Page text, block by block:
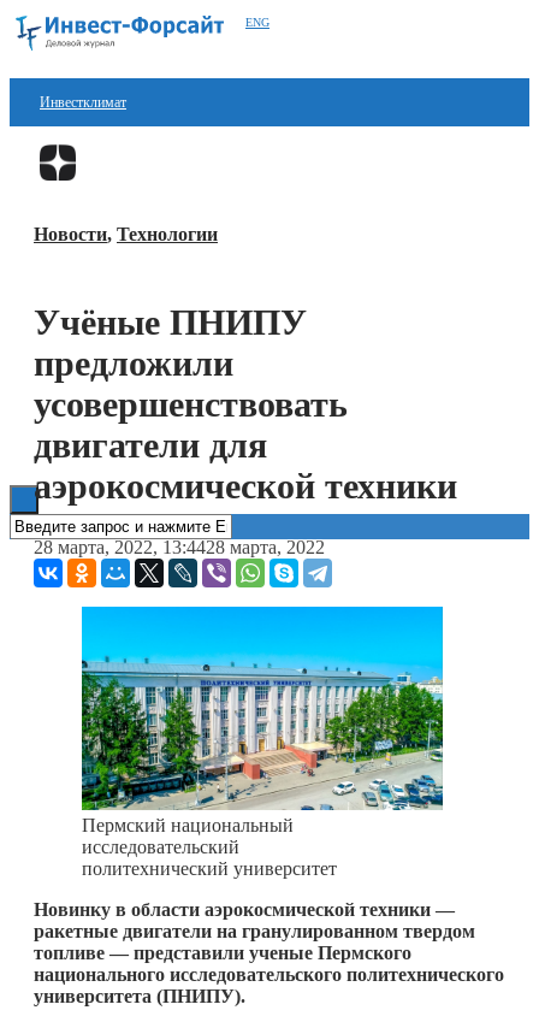
ENG
Инвестклимат
Финансы
Блокчейн
Книги
Новости, Технологии
Учёные ПНИПУ
предложили
усовершенствовать
двигатели для
аэрокосмической техники
28 марта, 2022, 13:4428 марта, 2022
Пермский национальный
исследовательский
политехнический университет
Новинку в области аэрокосмической техники —
ракетные двигатели на гранулированном твердом
топливе — представили ученые Пермского
национального исследовательского политехнического
университета (ПНИПУ).